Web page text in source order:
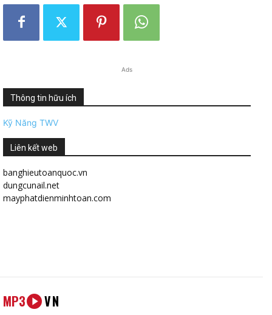
Ads
Thông tin hữu ích
Kỹ Năng TWV
Liên kết web
banghieutoanquoc.vn
dungcunail.net
mayphatdienminhtoan.com
MP3 VN